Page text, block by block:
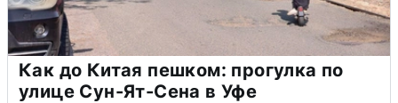
Как до Китая пешком: прогулка по
улице Сун-Ят-Сена в Уфе